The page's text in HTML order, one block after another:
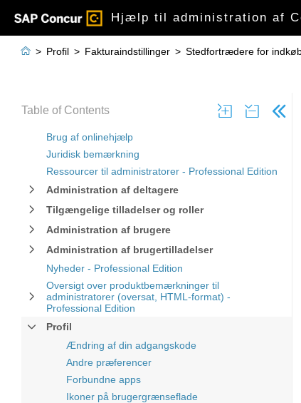
Hjælp til administration af
Table of Contents
Brug af onlinehjælp
Juridisk bemærkning
Ressourcer til administratorer - Professional Edition
Administration af deltagere
Tilgængelige tilladelser og roller
Administration af brugere
Administration af brugertilladelser
Nyheder - Professional Edition
Oversigt over produktbemærkninger til
administratorer (oversat, HTML-format) -
Professional Edition
Profil
Ændring af din adgangskode
Andre præferencer
Forbundne apps
Ikoner på brugergrænseflade
 > Profil > Fakturaindstillinger > Stedfortrædere for